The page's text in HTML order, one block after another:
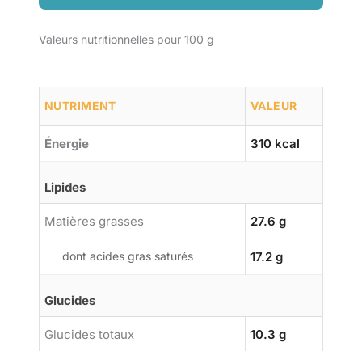
Valeurs nutritionnelles pour 100 g
NUTRIMENT VALEUR
Énergie 310 kcal
Lipides
Matières grasses 27.6 g
dont acides gras saturés 17.2 g
Glucides
Glucides totaux 10.3 g